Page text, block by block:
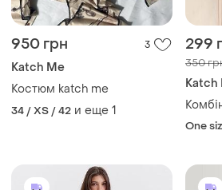
950 грн 3
Katch Me
Костюм katch me
34 / XS / 42 и еще 1
299
350
Katch
One